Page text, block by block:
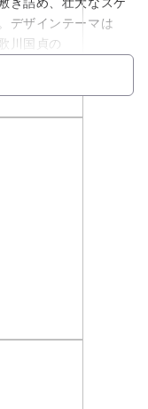
き詰め、壮大なスケ
デザインテーマは
川国貞の